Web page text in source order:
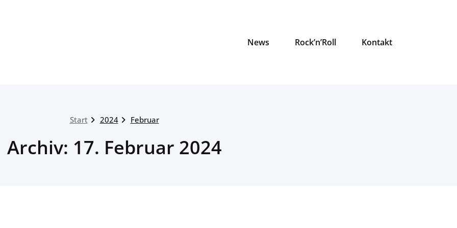
News Rock’n’Roll Kontakt
Start 2024 Februar
Archiv: 17. Februar 2024